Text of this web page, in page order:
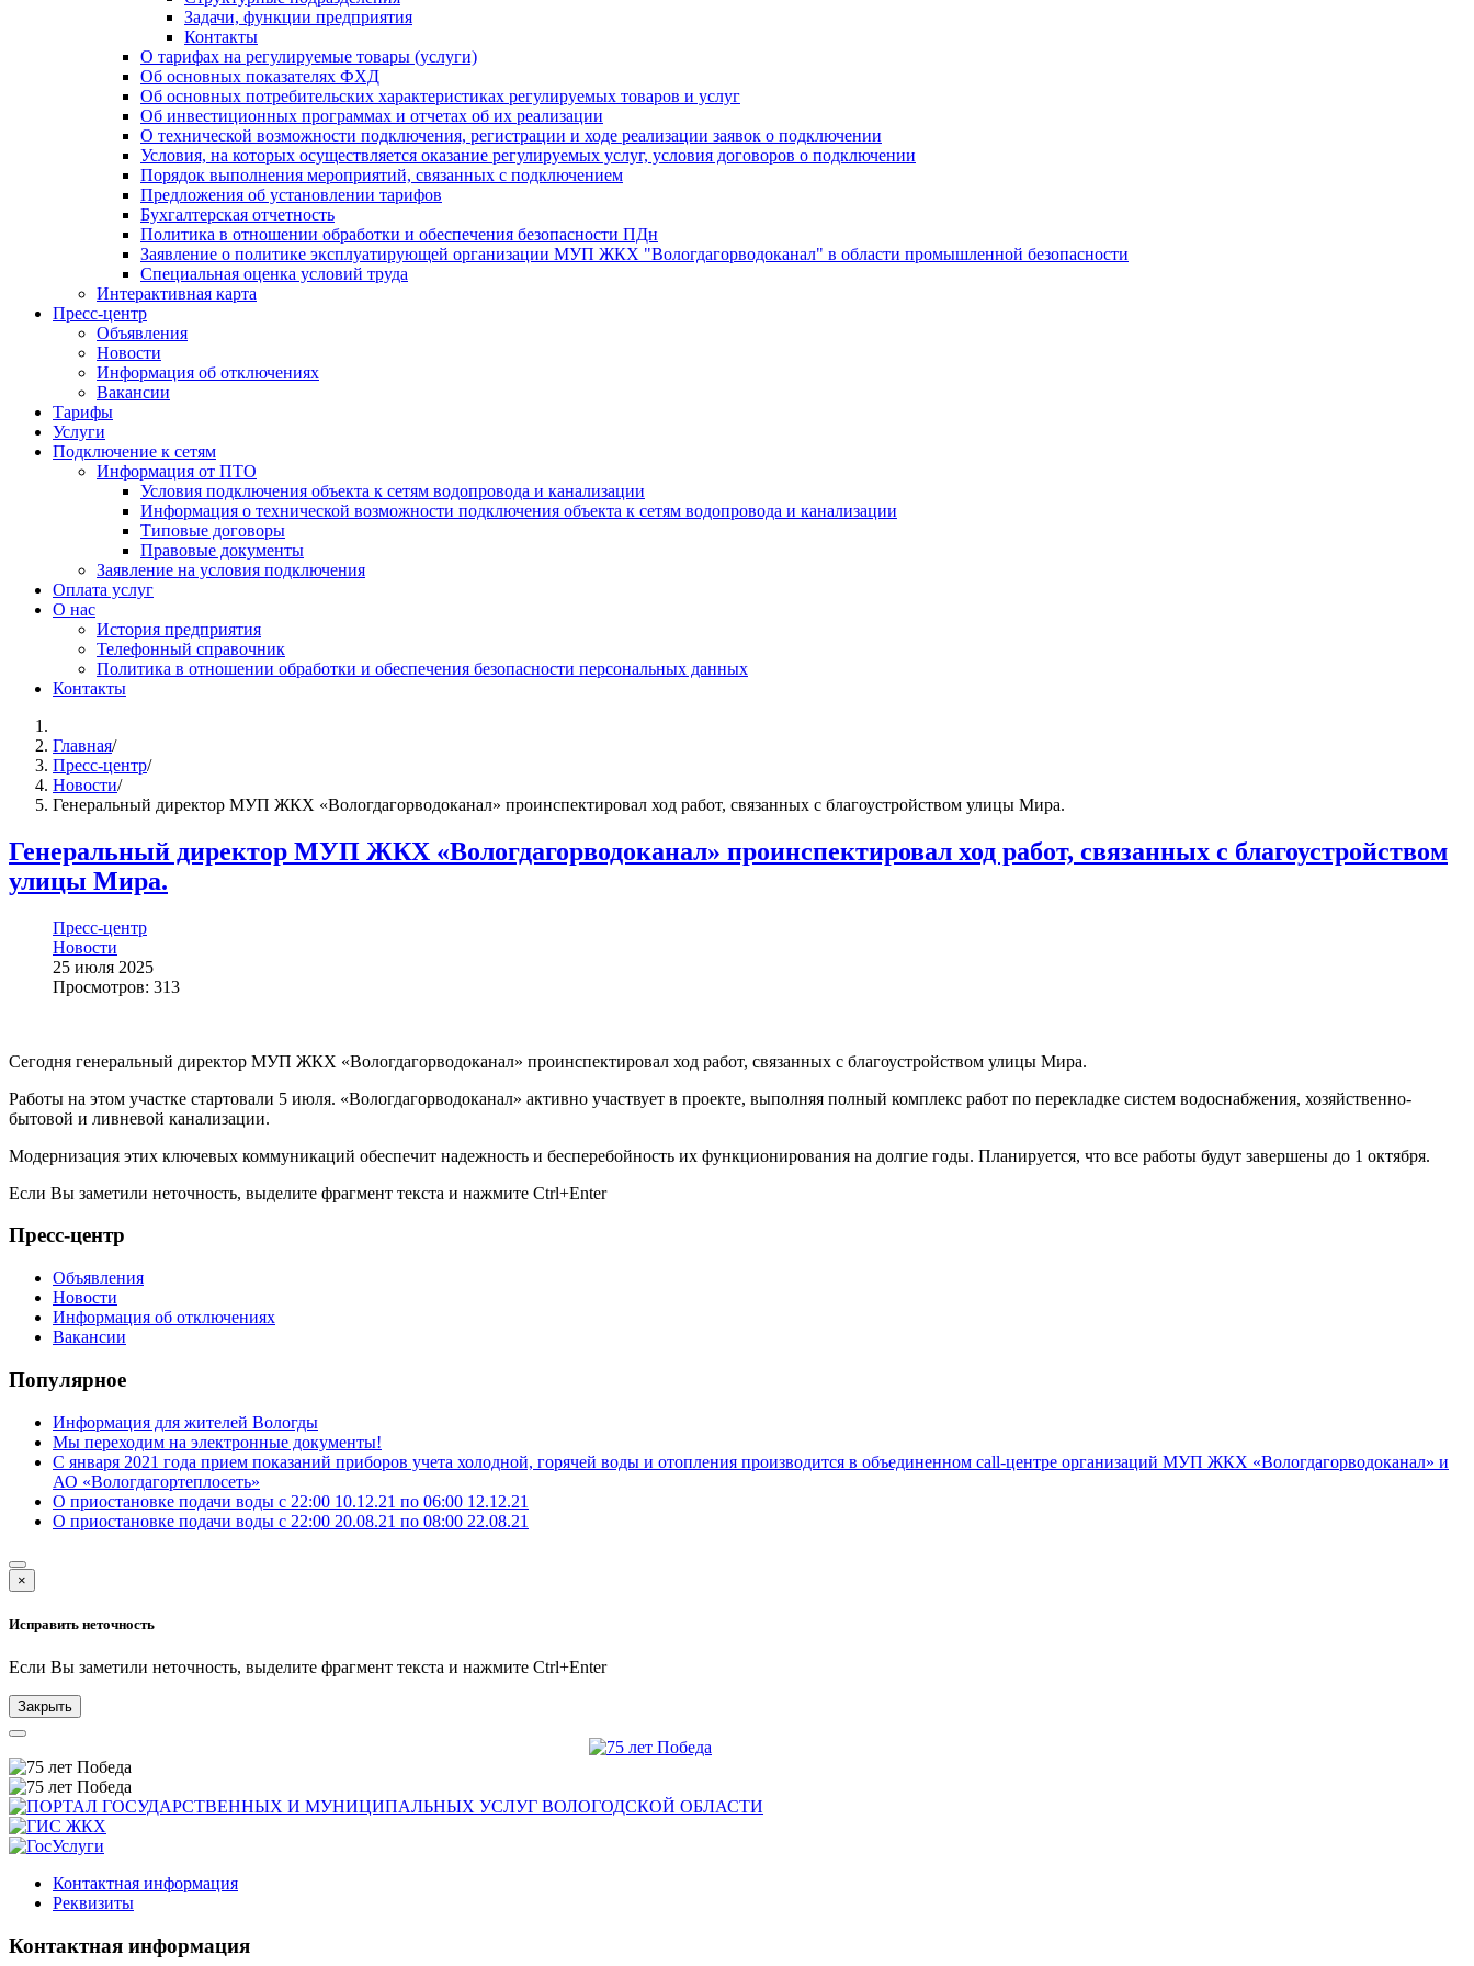
Задачи, функции предприятия
Контакты
О тарифах на регулируемые товары (услуги)
Об основных показателях ФХД
Об основных потребительских характеристиках регулируемых товаров и услуг
Об инвестиционных программах и отчетах об их реализации
О технической возможности подключения, регистрации и ходе реализации заявок о подключении
Условия, на которых осуществляется оказание регулируемых услуг, условия договоров о подключении
Порядок выполнения мероприятий, связанных с подключением
Предложения об установлении тарифов
Бухгалтерская отчетность
Политика в отношении обработки и обеспечения безопасности ПДн
Заявление о политике эксплуатирующей организации МУП ЖКХ "Вологдагорводоканал" в области промышленной безопасности
Специальная оценка условий труда
Интерактивная карта
Пресс-центр
Объявления
Новости
Информация об отключениях
Вакансии
Тарифы
Услуги
Подключение к сетям
Информация от ПТО
Условия подключения объекта к сетям водопровода и канализации
Информация о технической возможности подключения объекта к сетям водопровода и канализации
Типовые договоры
Правовые документы
Заявление на условия подключения
Оплата услуг
О нас
История предприятия
Телефонный справочник
Политика в отношении обработки и обеспечения безопасности персональных данных
Контакты
Главная/
Пресс-центр/
Новости/
Генеральный директор МУП ЖКХ «Вологдагорводоканал» проинспектировал ход работ, связанных с благоустройством улицы Мира.
Генеральный директор МУП ЖКХ «Вологдагорводоканал» проинспектировал ход работ, связанных с благоустройством
улицы Мира.
Пресс-центр
Новости
25 июля 2025
Просмотров: 313
Сегодня генеральный директор МУП ЖКХ «Вологдагорводоканал» проинспектировал ход работ, связанных с благоустройством улицы Мира.
Работы на этом участке стартовали 5 июля. «Вологдагорводоканал» активно участвует в проекте, выполняя полный комплекс работ по перекладке систем водоснабжения, хозяйственно-
бытовой и ливневой канализации.
Модернизация этих ключевых коммуникаций обеспечит надежность и бесперебойность их функционирования на долгие годы. Планируется, что все работы будут завершены до 1 октября.
Если Вы заметили неточность, выделите фрагмент текста и нажмите Ctrl+Enter
Пресс-центр
Объявления
Новости
Информация об отключениях
Вакансии
Популярное
Информация для жителей Вологды
Мы переходим на электронные документы!
С января 2021 года прием показаний приборов учета холодной, горячей воды и отопления производится в объединенном call-центре организаций МУП ЖКХ «Вологдагорводоканал» и
АО «Вологдагортеплосеть»
О приостановке подачи воды с 22:00 10.12.21 по 06:00 12.12.21
О приостановке подачи воды с 22:00 20.08.21 по 08:00 22.08.21
×
Исправить неточность
Если Вы заметили неточность, выделите фрагмент текста и нажмите Ctrl+Enter
Закрыть
Контактная информация
Реквизиты
Контактная информация